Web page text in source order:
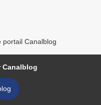
portail Canalblog
Canalblog